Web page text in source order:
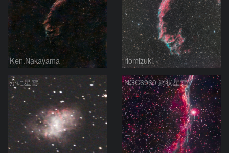
Ken.Nakayama riomizuki
かに星雲 NGC6960 網状星雲